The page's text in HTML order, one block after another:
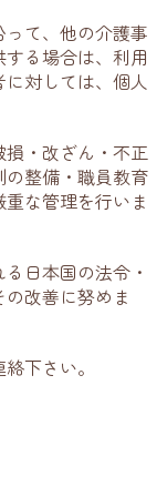
て、他の介護事
る場合は、利用
対しては、個人
・改ざん・不正
整備・職員教育
な管理を行いま
日本国の法令・
改善に努めま
下さい。